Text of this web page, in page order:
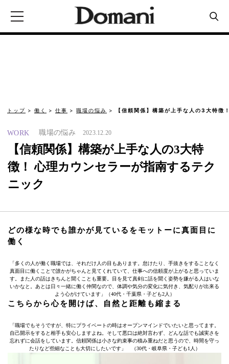
トップ 働く 仕事 職場の悩み 【信頼関係】構築が上手な人の3大特徴
WORK 職場の悩み 2023.12.20
【信頼関係】構築が上手な人の3大特
徴！ 心理カウンセラーが指南するテク
ニック
どの様な時でも誰かが見ているをモットーに真面目に
働く
「多くの人が働く職場では、それだけ人の目もあります。怠けたり、手抜きをすることなく
真面目に働くことで誰かがちゃんと見てくれていて、仕事への信頼度が上がると思っていま
す。また人の話はきちんと聞くことも重要。目を見て真剣に話を聞く姿勢を嫌がる人はいな
いかなと。あとは日々一緒に働く仲間なので、体調や気分の変化に気付き、気配りが出来る
よう心がけています」（40代・千葉県・子ども2人）
こちらから心を開けば、自然と距離も縮まる
「職場でもそうですが、特にプライベートの時はオープンマインドでいたいと思ってます。
自己開示をすると相手も安心しますよね。そして悪口は絶対言わず、どんな話でも誠実さを
忘れずに会話をしています。信頼関係は小さな約束事の積み重ねだと思うので、時間を守っ
たりなど些細なことも大切にしたいです」 （30代・岐阜県・子ども1人）